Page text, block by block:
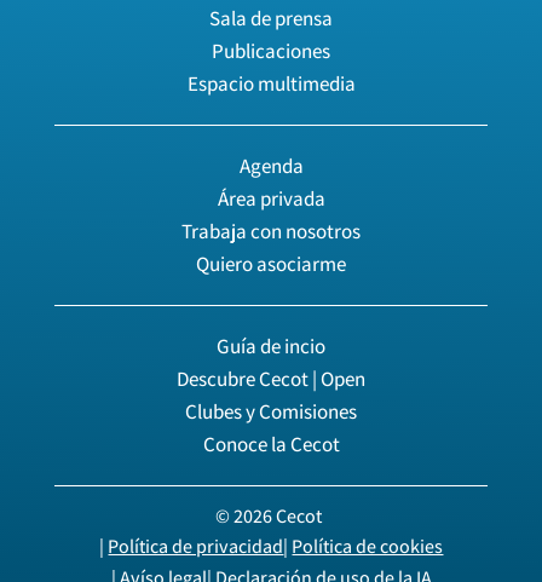
Sala de prensa
Publicaciones
Espacio multimedia
Agenda
Área privada
Trabaja con nosotros
Quiero asociarme
Guía de incio
Descubre Cecot | Open
Clubes y Comisiones
Conoce la Cecot
© 2026 Cecot
| Política de privacidad| Política de cookies